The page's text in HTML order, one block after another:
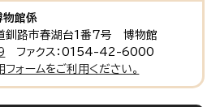
館係
路市春湖台1番7号 博物館
ファクス：0154-42-6000
ォームをご利用ください。